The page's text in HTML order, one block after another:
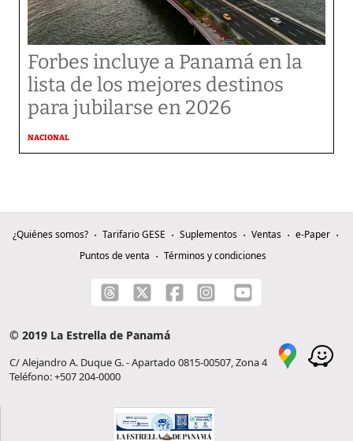
Forbes incluye a Panamá en la
lista de los mejores destinos
para jubilarse en 2026
NACIONAL
¿Quiénes somos? Tarifario GESE Suplementos Ventas
e-Paper
Puntos de venta
Términos y condiciones
© 2019 La Estrella de Panamá
C/ Alejandro A. Duque G. - Apartado 0815-00507, Zona 4
Teléfono: +507 204-0000